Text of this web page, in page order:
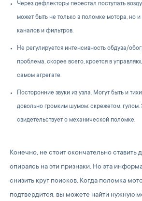
Через дефлекторы перестал поступать
может быть не только в поломке мотора, но
каналов и фильтров.
Не регулируется интенсивность обдува/
проблема, скорее всего, кроется в
самом агрегате.
Посторонние звуки из узла. Могут быть и
довольно громким шумом: скрежетом, гулом.
свидетельствует о механической поломке.
Конечно, не стоит окончательно ставить
опираясь на эти признаки. Но эта
снизить круг поисков. Когда поломка
подтвердится, вы можете найти нужную